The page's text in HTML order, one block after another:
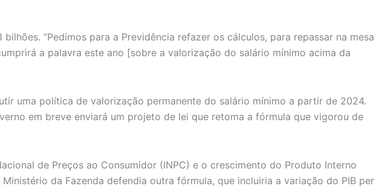
“Pedimos para a Previdência refazer os cálculos, para repassar na mesa
a palavra este ano [sobre a valorização do salário mínimo acima da
uma política de valorização permanente do salário mínimo a partir de 2024.
em breve enviará um projeto de lei que retoma a fórmula que vigorou de
de Preços ao Consumidor (INPC) e o crescimento do Produto Interno
da Fazenda defendia outra fórmula, que incluiria a variação do PIB per